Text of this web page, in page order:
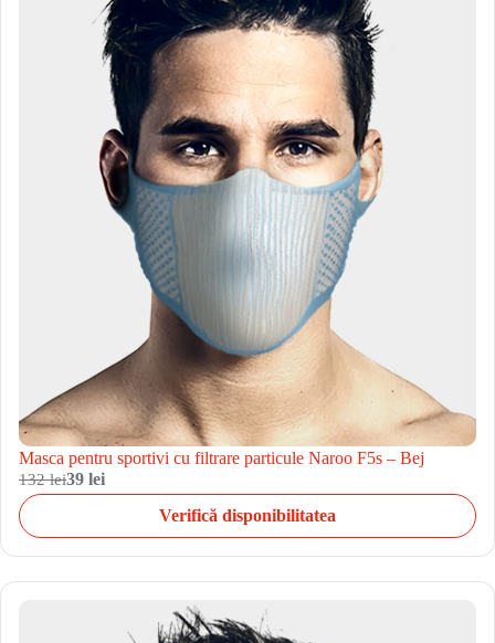
Masca pentru sportivi cu filtrare particule Naroo F5s – Bej
132 lei39 lei
Verifică disponibilitatea